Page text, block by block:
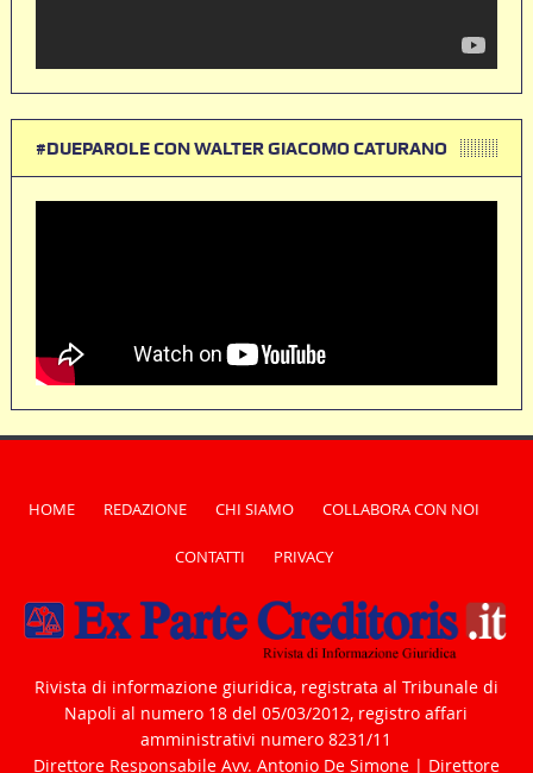
#DUEPAROLE CON WALTER GIACOMO CATURANO
HOME REDAZIONE CHI SIAMO COLLABORA CON NOI
CONTATTI PRIVACY
Rivista di informazione giuridica, registrata al Tribunale di
Napoli al numero 18 del 05/03/2012, registro affari
amministrativi numero 8231/11
Direttore Responsabile Avv. Antonio De Simone | Direttore